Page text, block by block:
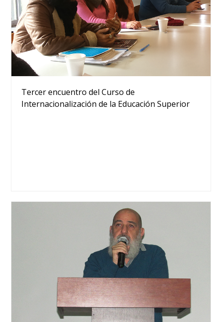
Tercer encuentro del Curso de
Internacionalización de la Educación Superior